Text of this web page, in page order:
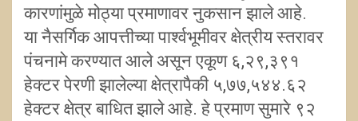
कारणांमुळे मोठ्या प्रमाणावर नुकसान झाले आहे.
या नैसर्गिक आपत्तीच्या पार्श्वभूमीवर क्षेत्रीय स्तरावर
पंचनामे करण्यात आले असून एकूण ६,२९,३९१
हेक्टर पेरणी झालेल्या क्षेत्रापैकी ५,७७,५४४.६२
हेक्टर क्षेत्र बाधित झाले आहे. हे प्रमाण सुमारे ९२